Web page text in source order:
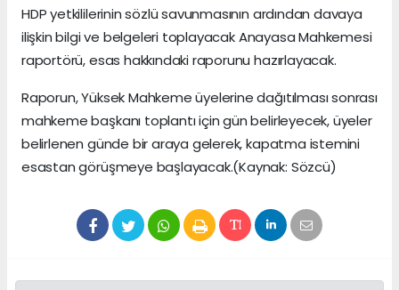
HDP yetkililerinin sözlü savunmasının ardından davaya
ilişkin bilgi ve belgeleri toplayacak Anayasa Mahkemesi
raportörü, esas hakkındaki raporunu hazırlayacak.
Raporun, Yüksek Mahkeme üyelerine dağıtılması sonrası
mahkeme başkanı toplantı için gün belirleyecek, üyeler
belirlenen günde bir araya gelerek, kapatma istemini
esastan görüşmeye başlayacak.(Kaynak: Sözcü)